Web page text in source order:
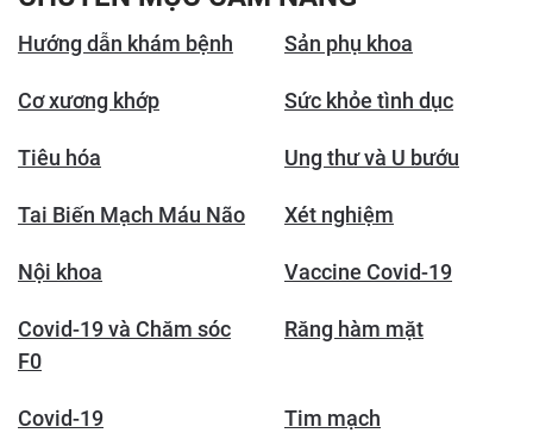
Hướng dẫn khám bệnh Sản phụ khoa
Cơ xương khớp Sức khỏe tình dục
Tiêu hóa Ung thư và U bướu
Tai Biến Mạch Máu Não Xét nghiệm
Nội khoa Vaccine Covid-19
Covid-19 và Chăm sóc
F0
Răng hàm mặt
Covid-19 Tim mạch